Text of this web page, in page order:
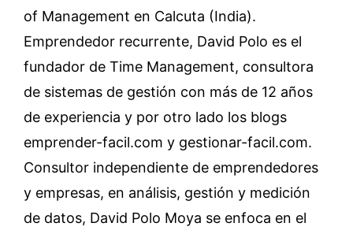
of Management en Calcuta (India).
Emprendedor recurrente, David Polo es el
fundador de Time Management, consultora
de sistemas de gestión con más de 12 años
de experiencia y por otro lado los blogs
emprender-facil.com y gestionar-facil.com.
Consultor independiente de emprendedores
y empresas, en análisis, gestión y medición
de datos, David Polo Moya se enfoca en el